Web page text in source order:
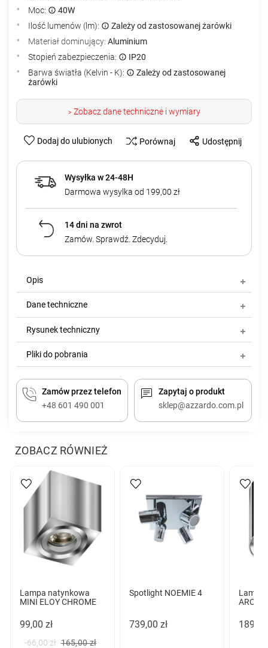
Moc:
40W
Ilość lumenów (lm):
Zależy od zastosowanej żarówki
Materiał dominujący: Aluminium
Stopień zabezpieczenia:
IP20
Barwa światła (Kelvin - K):
Zależy od zastosowanej
żarówki
>Zobacz dane techniczne i wymiary
Dodaj do ulubionych Porównaj Udostępnij
Wysyłka w 24-48H
Darmowa wysylka od 199,00 zł
14 dni na zwrot
Zamów. Sprawdź. Zdecyduj.
Opis
Dane techniczne
Rysunek techniczny
Pliki do pobrania
Zamów przez telefon
+48 601 490 001
Zapytaj o produkt
sklep@azzardo.com.pl
ZOBACZ RÓWNIEŻ
Lampa natynkowa
MINI ELOY CHROME
99,00 zł
-66,00 zł 165,00 zł
Spotlight NOEMIE 4
739,00 zł
Lampa
ARO
189,00